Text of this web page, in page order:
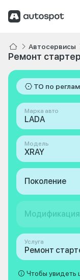
Автосервисы
Ремонт
ТО по
Марка авто
LADA
Модель
XRAY
Поколение
Модификация
Услуга
Ремонт
Чтобы увидеть